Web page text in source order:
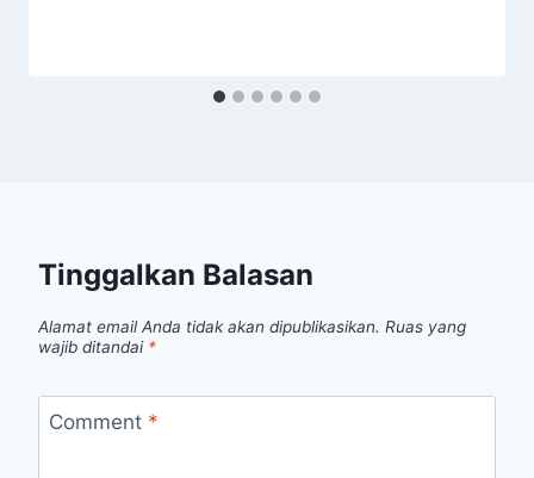
Tinggalkan Balasan
Alamat email Anda tidak akan dipublikasikan. Ruas yang
wajib ditandai *
Comment *